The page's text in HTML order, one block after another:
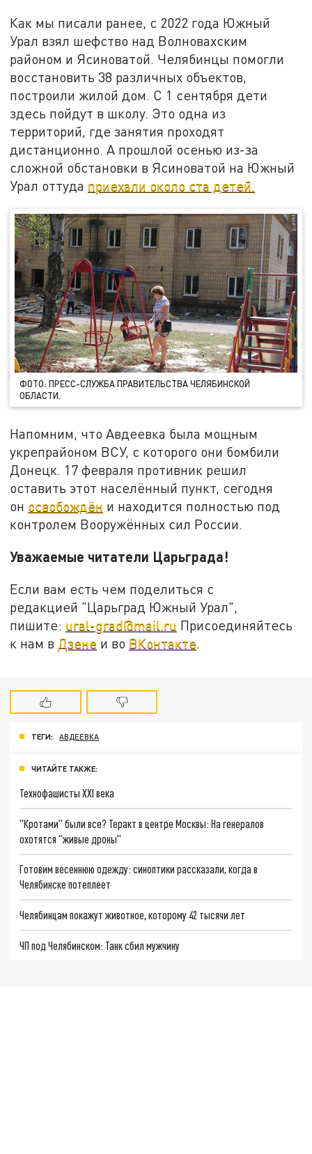
Как мы писали ранее, с 2022 года Южный
Урал взял шефство над Волновахским
районом и Ясиноватой. Челябинцы помогли
восстановить 38 различных объектов,
построили жилой дом. С 1 сентября дети
здесь пойдут в школу. Это одна из
территорий, где занятия проходят
дистанционно. А прошлой осенью из-за
сложной обстановки в Ясиноватой на Южный
Урал оттуда приехали около ста детей.
ФОТО: ПРЕСС-СЛУЖБА ПРАВИТЕЛЬСТВА ЧЕЛЯБИНСКОЙ
ОБЛАСТИ.
Напомним, что Авдеевка была мощным
укрепрайоном ВСУ, с которого они бомбили
Донецк. 17 февраля противник решил
оставить этот населённый пункт, сегодня
он освобождён и находится полностью под
контролем Вооружённых сил России.
Уважаемые читатели Царьграда!
Если вам есть чем поделиться с
редакцией "Царьград Южный Урал",
пишите: ural-grad@mail.ru Присоединяйтесь
к нам в Дзене и во ВКонтакте.
ТЕГИ: АВДЕЕВКА
ЧИТАЙТЕ ТАКЖЕ:
Технофашисты XXI века
"Кротами" были все? Теракт в центре Москвы: На генералов
охотятся "живые дроны"
Готовим весеннюю одежду: синоптики рассказали, когда в
Челябинске потеплеет
Челябинцам покажут животное, которому 42 тысячи лет
ЧП под Челябинском: Танк сбил мужчину